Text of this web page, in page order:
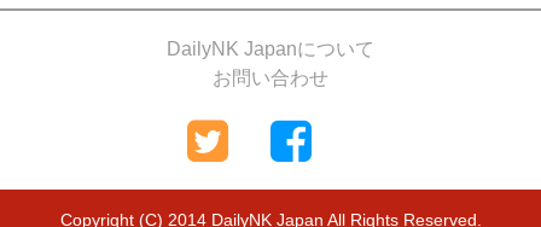
DailyNK Japanについて
お問い合わせ
Copyright (C) 2014 DailyNK Japan All Rights Reserved.